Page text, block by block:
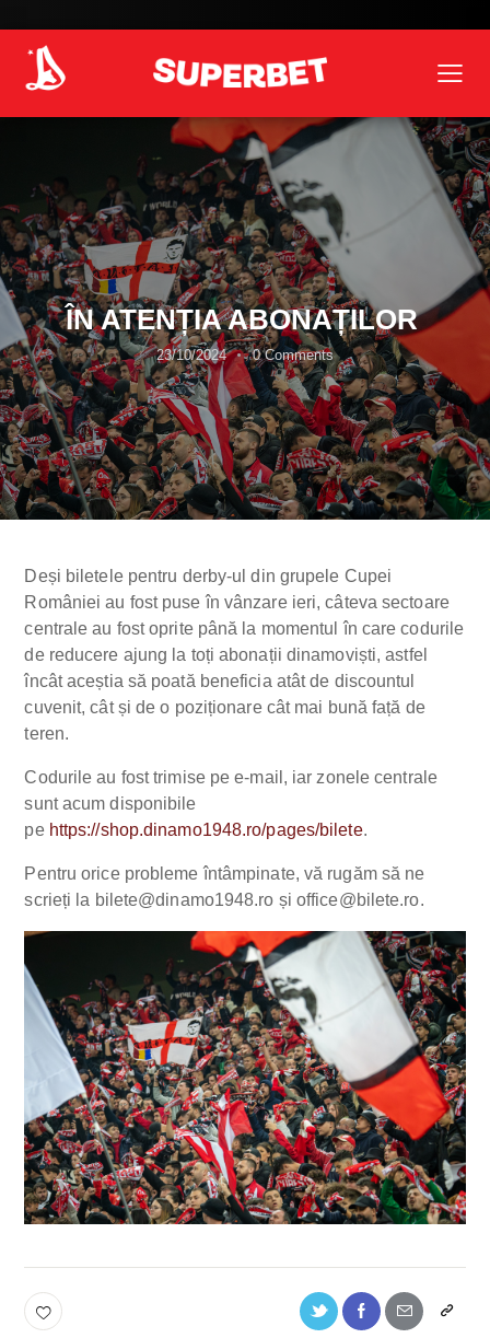
ÎN ATENȚIA ABONAȚILOR
23/10/2024 0 Comments
Deși biletele pentru derby-ul din grupele Cupei
României au fost puse în vânzare ieri, câteva sectoare
centrale au fost oprite până la momentul în care codurile
de reducere ajung la toți abonații dinamoviști, astfel
încât aceștia să poată beneficia atât de discountul
cuvenit, cât și de o poziționare cât mai bună față de
teren.
Codurile au fost trimise pe e-mail, iar zonele centrale
sunt acum disponibile
pe https://shop.dinamo1948.ro/pages/bilete.
Pentru orice probleme întâmpinate, vă rugăm să ne
scrieți la bilete@dinamo1948.ro și office@bilete.ro.